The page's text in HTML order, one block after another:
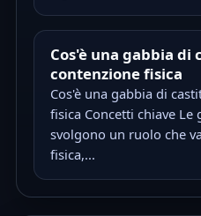
Cos'è una gabbia di
contenzione fisica
Cos'è una gabbia di
fisica Concetti chiave Le
svolgono un ruolo che
fisica,...